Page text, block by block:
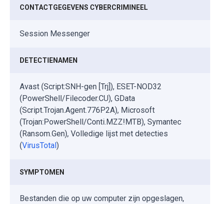
CONTACTGEGEVENS CYBERCRIMINEEL
Session Messenger
DETECTIENAMEN
Avast (Script:SNH-gen [Trj]), ESET-NOD32
(PowerShell/Filecoder.CU), GData
(Script.Trojan.Agent.776P2A), Microsoft
(Trojan:PowerShell/Conti.MZZ!MTB), Symantec
(Ransom.Gen), Volledige lijst met detecties
(VirusTotal)
SYMPTOMEN
Bestanden die op uw computer zijn opgeslagen,